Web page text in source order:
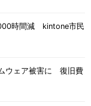
時間減 kintone市民
ウェア被害に 復旧費